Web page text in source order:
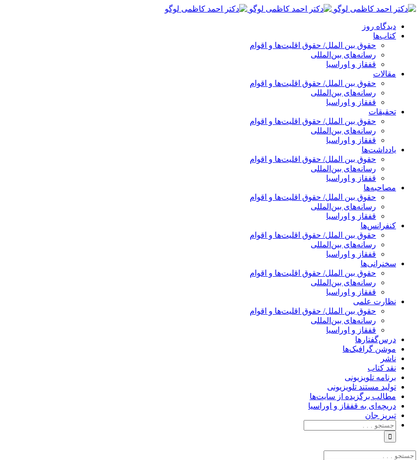
پرش
محتوا
دیدگاه روز
کتاب‌ها
حقوق بین الملل/ حقوق اقلیت‌ها و اقوام
رسانه‌های بین‌المللی
قفقاز و اوراسیا
مقالات
حقوق بین الملل/ حقوق اقلیت‌ها و اقوام
رسانه‌های بین‌المللی
قفقاز و اوراسیا
تحقیقات
حقوق بین الملل/ حقوق اقلیت‌ها و اقوام
رسانه‌های بین‌المللی
قفقاز و اوراسیا
یادداشت‌ها
حقوق بین الملل/ حقوق اقلیت‌ها و اقوام
رسانه‌های بین‌المللی
قفقاز و اوراسیا
مصاحبه‌ها
حقوق بین الملل/ حقوق اقلیت‌ها و اقوام
رسانه‌های بین‌المللی
قفقاز و اوراسیا
کنفرانس‌ها
حقوق بین الملل/ حقوق اقلیت‌ها و اقوام
رسانه‌های بین‌المللی
قفقاز و اوراسیا
سخنرانی‌ها
حقوق بین الملل/ حقوق اقلیت‌ها و اقوام
رسانه‌های بین‌المللی
قفقاز و اوراسیا
نظارت علمی
حقوق بین الملل/ حقوق اقلیت‌ها و اقوام
رسانه‌های بین‌المللی
قفقاز و اوراسیا
درس‌گفتارها
موشن گرافیک‌ها
ناشر
نقد کتاب
برنامه‌ تلویزیونی
تولید مستند تلویزیونی
مطالب برگزیده از سایت‌ها
دریچه‌ای به قفقاز و اوراسیا
تبریزِ جان
جستجو
برای:
جستجو